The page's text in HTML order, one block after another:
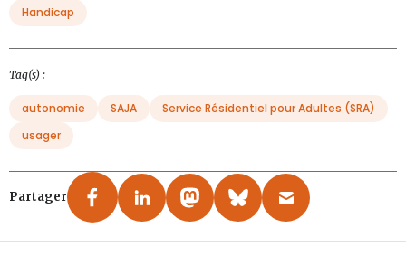
Handicap
Tag(s) :
autonomie SAJA
Service Résidentiel pour Adultes (SRA)
usager
Partager